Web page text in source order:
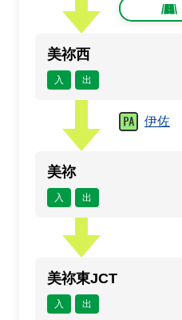
美祢西
入 出
伊佐
美祢
入 出
美祢東JCT
入 出